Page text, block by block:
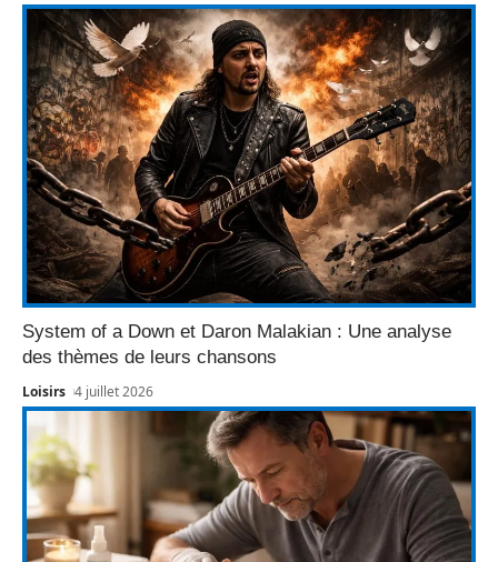
System of a Down et Daron Malakian : Une analyse
des thèmes de leurs chansons
Loisirs 4 juillet 2026